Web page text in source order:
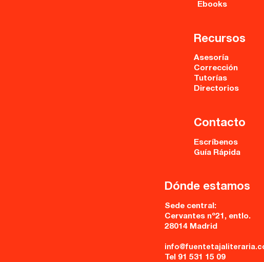
Ebooks
Recursos
Asesoría
Corrección
Tutorías
Directorios
Contacto
Escríbenos
Guía Rápida
Dónde estamos
Sede central:
Cervantes nº21, entlo.
28014 Madrid
Tel 91 531 15 09